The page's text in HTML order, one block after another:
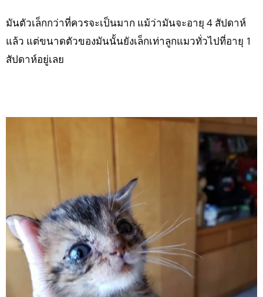
มันตัวเล็กกว่าที่ควรจะเป็นมาก แม้ว่ามันจะอายุ 4 สัปดาห์
แล้ว แต่ขนาดตัวของมันนั้นยังเล็กเท่าลูกแมวทั่วไปที่อายุ 1
สัปดาห์อยู่เลย